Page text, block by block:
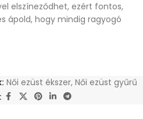
elszíneződhet, ezért fontos,
ápold, hogy mindig ragyogó
Női ezüst ékszer, Női ezüst gyűrű